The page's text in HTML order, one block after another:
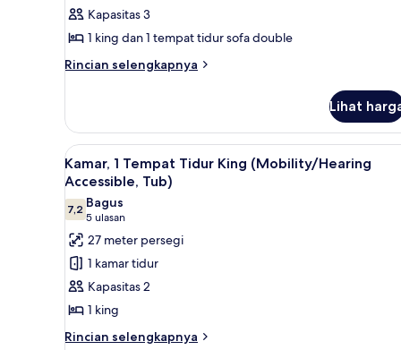
Tempat
Tidur
King
tidur
Sofa
Kapasitas 3
1 king dan 1 tempat tidur sofa double
Rincian selengkapnya
Rincian
Fantastic
Suite,
Suite,
1
Tidur
King
dengan
tempat
tidur
Sofa
Lihat
Lihat
semua
foto
untuk
Kamar,
Tempat
Tidur
King
(Mobility/Hearing
Seprai antialergi, selimut
2
Kamar, 1 Tempat Tidur King (Mobility/Hearing
Accessible, Tub)
7,27,2 dari 10
Bagus
5 ulasan
(5
ulasan)
27 meter persegi
1 kamar tidur
Kapasitas 2
1 king
Rincian selengkapnya
Rincian